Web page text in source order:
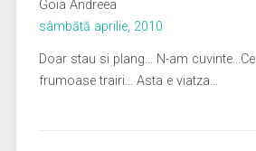
Goia Andreea
sâmbătă aprilie, 2010
Doar stau si plang… N-am cuvinte…Ce
frumoase trairi… Asta e viatza…